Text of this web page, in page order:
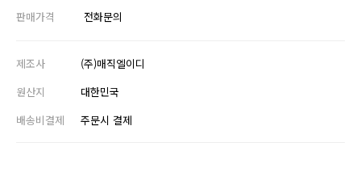
판매가격 전화문의
제조사
(주)매직엘이디
원산지
대한민국
배송비결제
주문시 결제